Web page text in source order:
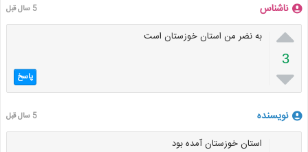
ناشناس 5 سال قبل

3

به نضر من استان خوزستان است
پاسخ
نویسنده 5 سال قبل
استان خوزستان آمده بود